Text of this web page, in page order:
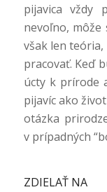
pijavica vždy
nevoľno,
však len
pracovať. Keď
úcty k prírode
pijavíc ako
otázka
v prípadných
ZDIELAŤ NA